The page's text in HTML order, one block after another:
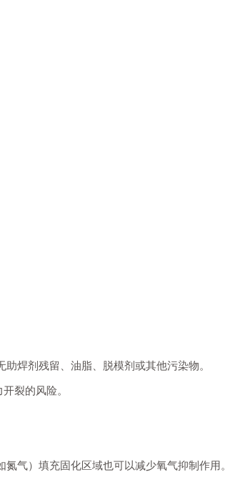
焊剂残留、油脂、脱模剂或其他污染物。
裂的风险。
气）填充固化区域也可以减少氧气抑制作用。